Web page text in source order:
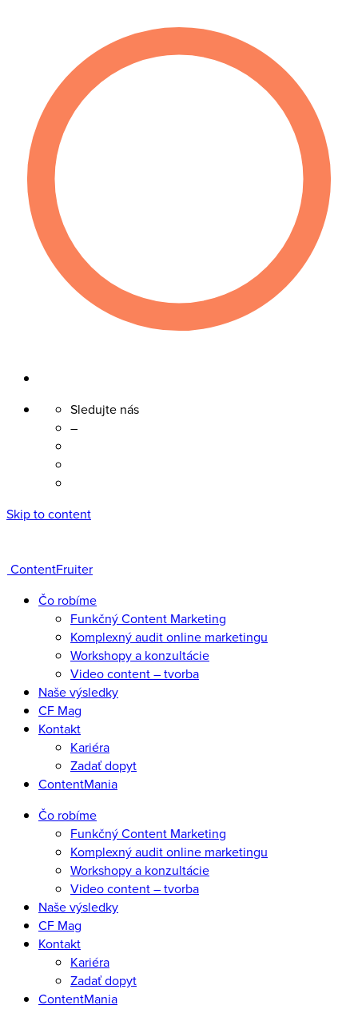
Sledujte nás
–
Skip to content
ContentFruiter
Čo robíme
Funkčný Content Marketing
Komplexný audit online marketingu
Workshopy a konzultácie
Video content – tvorba
Naše výsledky
CF Mag
Kontakt
Kariéra
Zadať dopyt
ContentMania
Čo robíme
Funkčný Content Marketing
Komplexný audit online marketingu
Workshopy a konzultácie
Video content – tvorba
Naše výsledky
CF Mag
Kontakt
Kariéra
Zadať dopyt
ContentMania